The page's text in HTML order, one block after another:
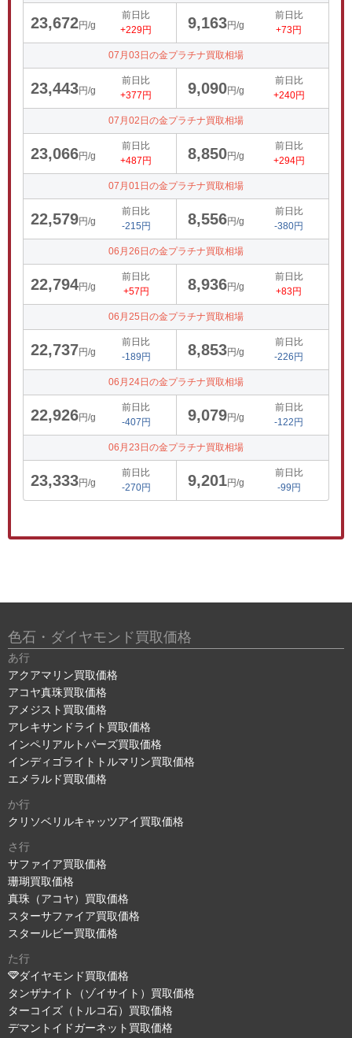
23,672円/g
前日比
+229円
9,163円/g
前日比
+73円
07月03日の金プラチナ買取相場
23,443円/g
前日比
+377円
9,090円/g
前日比
+240円
07月02日の金プラチナ買取相場
23,066円/g
前日比
+487円
8,850円/g
前日比
+294円
07月01日の金プラチナ買取相場
22,579円/g
前日比
-215円
8,556円/g
前日比
-380円
06月26日の金プラチナ買取相場
22,794円/g
前日比
+57円
8,936円/g
前日比
+83円
06月25日の金プラチナ買取相場
22,737円/g
前日比
-189円
8,853円/g
前日比
-226円
06月24日の金プラチナ買取相場
22,926円/g
前日比
-407円
9,079円/g
前日比
-122円
06月23日の金プラチナ買取相場
23,333円/g
前日比
-270円
9,201円/g
前日比
-99円
色石・ダイヤモンド買取価格
あ行
アクアマリン買取価格
アコヤ真珠買取価格
アメジスト買取価格
アレキサンドライト買取価格
インペリアルトパーズ買取価格
インディゴライトトルマリン買取価格
エメラルド買取価格
か行
クリソベリルキャッツアイ買取価格
さ行
サファイア買取価格
珊瑚買取価格
真珠（アコヤ）買取価格
スターサファイア買取価格
スタールビー買取価格
た行
ダイヤモンド買取価格
タンザナイト（ゾイサイト）買取価格
ターコイズ（トルコ石）買取価格
デマントイドガーネット買取価格